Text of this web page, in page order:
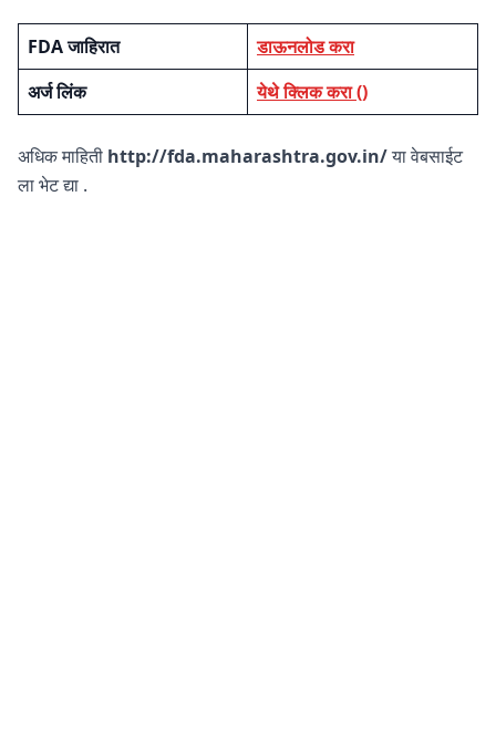
FDA जाहिरात
डाऊनलोड करा
अर्ज लिंक
येथे क्लिक करा()
अधिक माहिती http://fda.maharashtra.gov.in/या वेबसाईट
ला भेट द्या .